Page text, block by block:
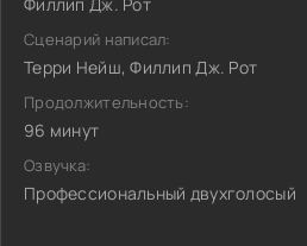
Сценарий написал:
Терри Нейш, Филлип Дж. Рот
Продолжительность:
96 минут
Озвучка:
Профессиональный двухголосый